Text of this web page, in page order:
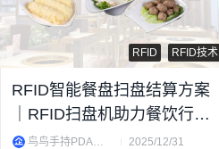
RFID RFID技术
RFID智能餐盘扫盘结算方案
｜RFID扫盘机助力餐饮行业
效率翻倍，解决行业痛点
鸟鸟手持PDA智能终端 2025/12/31